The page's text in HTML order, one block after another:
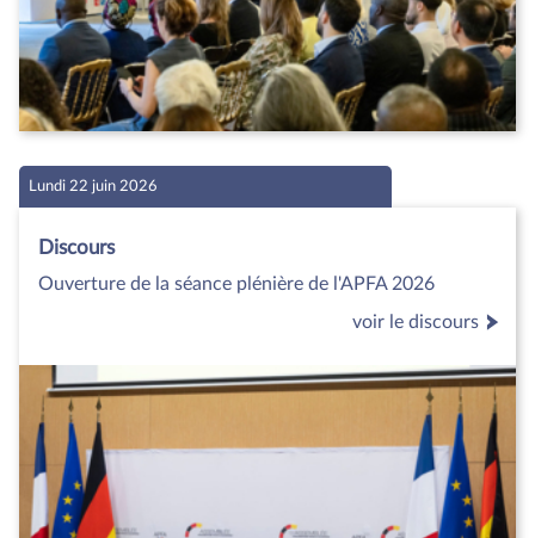
Lundi 22 juin 2026
Discours
Ouverture de la séance plénière de l'APFA 2026
voir le discours